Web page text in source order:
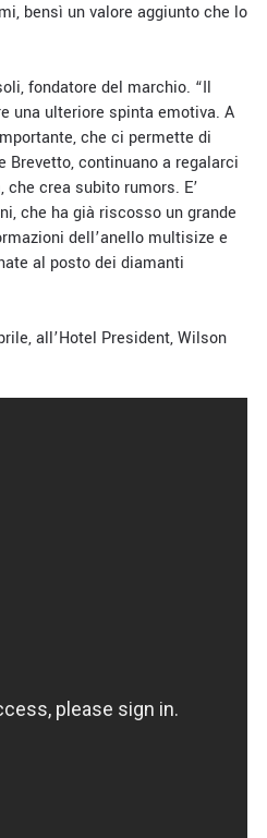
bensì un valore aggiunto che lo
fondatore del marchio. “Il
una ulteriore spinta emotiva. A
che ci permette di
Brevetto, continuano a regalarci
crea subito rumors. E’
che ha già riscosso un grande
dell’anello multisize e
al posto dei diamanti
all’Hotel President, Wilson